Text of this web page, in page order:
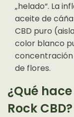
„helado“. La
aceite de
CBD puro
color blanco
concentración
de flores.
¿Qué
Rock CBD?